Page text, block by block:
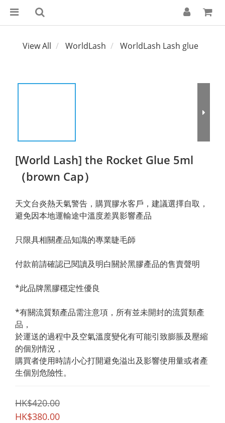
View All WorldLash WorldLash Lash glue
[World Lash] the Rocket Glue 5ml
（brown Cap）
天文台炎熱天氣警告，購買膠水客戶，建議選擇自取，
避免因本地運輸途中溫度差異影響產品
只限具相關產品知識的專業睫毛師
付款前請確認已閱讀及明白關於黑膠產品的售賣聲明
*此品牌黑膠穩定性優良
*有關流質類產品需注意項，所有並未開封的流質類產
品，
於運送的過程中及空氣溫度變化有可能引致膨脹及壓縮
的個別情況，
購買者使用時請小心打開避免溢出及影響使用量或者產
生個別危險性。
HK$420.00
HK$380.00